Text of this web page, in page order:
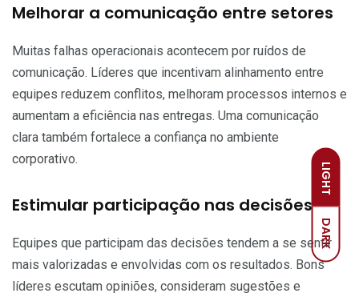
LIGHT
DARK
Melhorar a comunicação entre setores
Muitas falhas operacionais acontecem por ruídos de
comunicação. Líderes que incentivam alinhamento entre
equipes reduzem conflitos, melhoram processos internos e
aumentam a eficiência nas entregas. Uma comunicação
clara também fortalece a confiança no ambiente
corporativo.
Estimular participação nas decisões
Equipes que participam das decisões tendem a se sentir
mais valorizadas e envolvidas com os resultados. Bons
líderes escutam opiniões, consideram sugestões e